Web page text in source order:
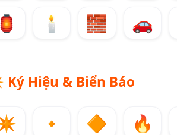
🕯️ 🧱 🚗
Ký Hiệu & Biển Báo
🔸 🔶 🔥